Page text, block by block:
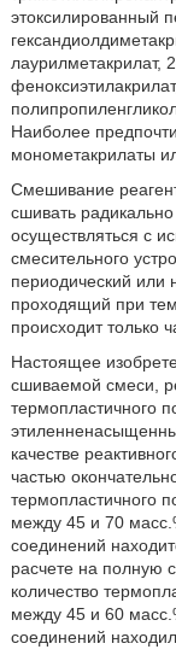
этоксилированный
лаурилметакрилат,
Наиболее
монометакрилаты
Смешивание
сшивать
осуществляться с
смесительного
периодический или
проходящий при
происходит только
Настоящее
сшиваемой смеси,
термопластичного
качестве
частью
термопластичного
между 45 и 70
соединений
расчете на полную
количество
между 45 и 60
соединений